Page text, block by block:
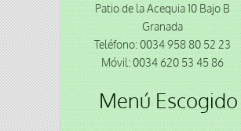
Patio de la Acequia 10 Bajo B
Granada
Teléfono: 0034 958 80 52 23
Móvil: 0034 620 53 45 86
Menú Escogido